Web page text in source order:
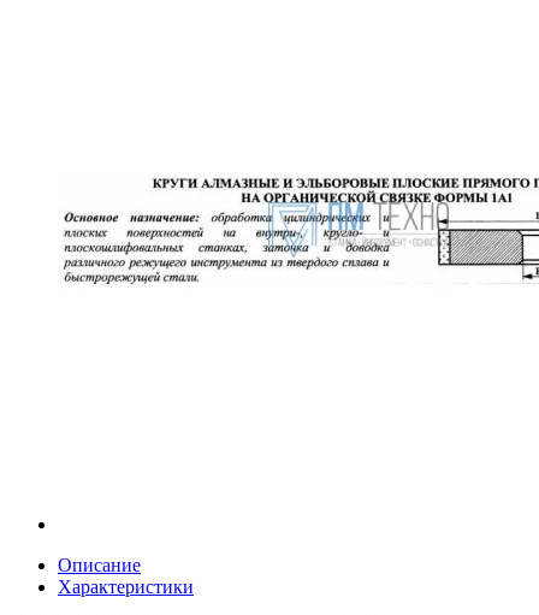
Описание
Характеристики